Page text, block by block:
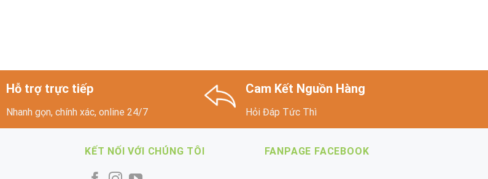
Hỗ trợ trực tiếp
Nhanh gọn, chính xác, online 24/7
Cam Kết Nguồn Hàng
Hỏi Đáp Tức Thì
KẾT NỐI VỚI CHÚNG TÔI FANPAGE FACEBOOK